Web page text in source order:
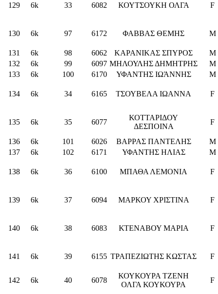
129 6k 33 6082 ΚΟΥΤΣΟΥΚΗ ΟΛΓΑ F
130 6k 97 6172 ΦΑΒΒΑΣ ΘΕΜΗΣ M
131 6k 98 6062 ΚΑΡΑΝΙΚΑΣ ΣΠΥΡΟΣ
M
132
6k 99 6097 ΜΗΛΟΥΛΗΣ ΔΗΜΗΤΡΗΣ
M
133
6k 100 6170 ΥΦΑΝΤΗΣ ΙΩΆΝΝΗΣ M
134 6k 34 6165 ΤΣΟΥΒΕΛΑ ΙΩΑΝΝΑ F
135 6k 35 6077
ΚΟΤΤΑΡΙΔΟΥ
ΔΕΣΠΟΙΝΑ
F
136 6k 101 6026 ΒΑΡΡΑΣ ΠΑΝΤΕΛΗΣ
M
137
6k 102 6171 ΥΦΑΝΤΗΣ ΗΛΙΑΣ M
138 6k 36 6100 ΜΠΑΘΑ ΛΕΜΟΝΙΑ F
139 6k 37 6094 ΜΑΡΚΟΥ ΧΡΙΣΤΙΝΑ F
140 6k 38 6083 ΚΤΕΝΑΒΟΥ ΜΑΡΙΑ F
141 6k 39 6155 ΤΡΑΠΕΖΙΩΤΗΣ ΚΩΣΤΑΣ F
142 6k 40 6078
ΚΟΥΚΟΥΡΑ ΤΖΕΝΗ
ΟΛΓΑ ΚΟΥΚΟΥΡΑ
F